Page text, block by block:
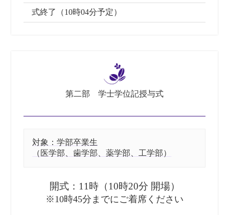
式終了（10時04分予定）
第二部 学士学位記授与式
対象：学部卒業生
（医学部、⻭学部、薬学部、工学部）
開式：11時（10時20分 開場）
※10時45分までにご着席ください